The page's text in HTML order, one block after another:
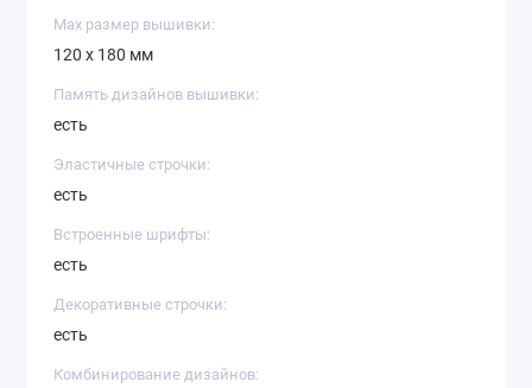
Max размер вышивки:
120 х 180 мм
Память дизайнов вышивки:
есть
Эластичные строчки:
есть
Встроенные шрифты:
есть
Декоративные строчки:
есть
Комбинирование дизайнов: